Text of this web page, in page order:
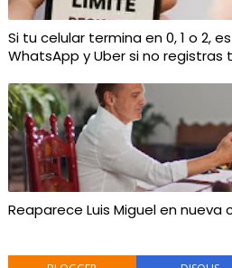
Si tu celular termina en 0, 1 o 2,
WhatsApp y Uber si no registras
Reaparece Luis Miguel en